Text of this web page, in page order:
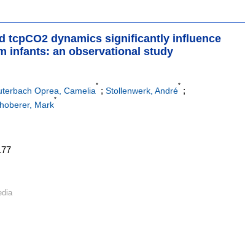
tcpCO2 dynamics significantly influence
infants: an observational study
Oprea, Camelia
*
; Stollenwerk, André
*
;
Mark
*